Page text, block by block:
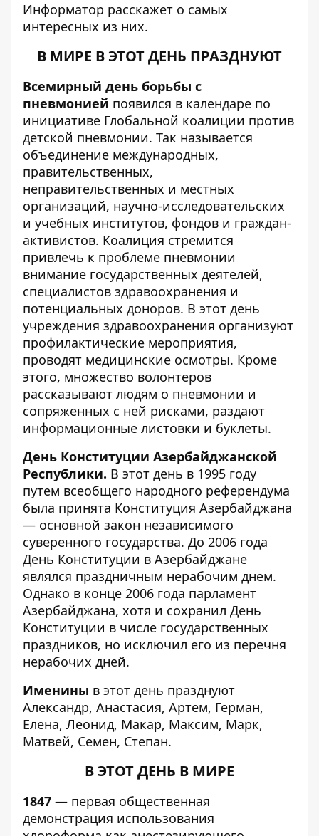
Информатор расскажет о самых
интересных из них.
В МИРЕ В ЭТОТ ДЕНЬ ПРАЗДНУЮТ
Всемирный день борьбы с
пневмонией появился в календаре по
инициативе Глобальной коалиции против
детской пневмонии. Так называется
объединение международных,
правительственных,
неправительственных и местных
организаций, научно-исследовательских
и учебных институтов, фондов и граждан-
активистов. Коалиция стремится
привлечь к проблеме пневмонии
внимание государственных деятелей,
специалистов здравоохранения и
потенциальных доноров. В этот день
учреждения здравоохранения организуют
профилактические мероприятия,
проводят медицинские осмотры. Кроме
этого, множество волонтеров
рассказывают людям о пневмонии и
сопряженных с ней рисками, раздают
информационные листовки и буклеты.
День Конституции Азербайджанской
Республики. В этот день в 1995 году
путем всеобщего народного референдума
была принята Конституция Азербайджана
— основной закон независимого
суверенного государства. До 2006 года
День Конституции в Азербайджане
являлся праздничным нерабочим днем.
Однако в конце 2006 года парламент
Азербайджана, хотя и сохранил День
Конституции в числе государственных
праздников, но исключил его из перечня
нерабочих дней.
Именины в этот день празднуют
Александр, Анастасия, Артем, Герман,
Елена, Леонид, Макар, Максим, Марк,
Матвей, Семен, Степан.
В ЭТОТ ДЕНЬ В МИРЕ
1847 — первая общественная
демонстрация использования